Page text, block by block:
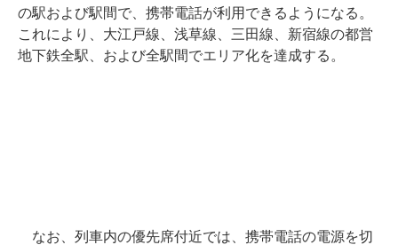
の駅および駅間で、携帯電話が利用できるようになる。
これにより、大江戸線、浅草線、三田線、新宿線の都営
地下鉄全駅、および全駅間でエリア化を達成する。
なお、列車内の優先席付近では、携帯電話の電源を切